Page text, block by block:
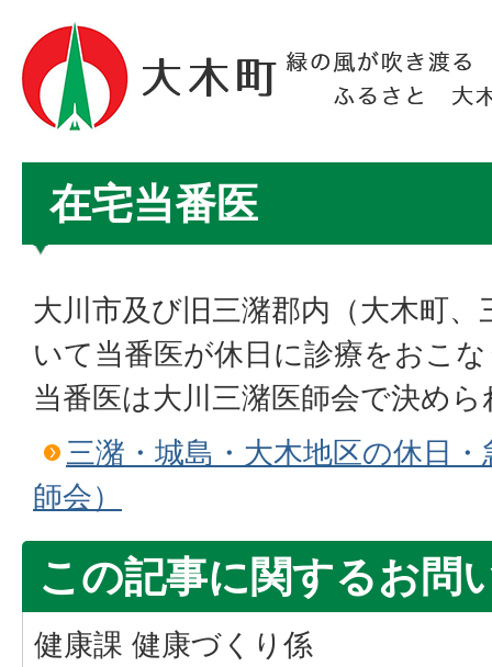
在宅当番医
大川市及び旧三潴郡内（大木町
いて当番医が休日に診療をおこ
当番医は大川三潴医師会で決め
三潴・城島・大木地区の休日
師会）
この記事に関するお問
健康課 健康づくり係